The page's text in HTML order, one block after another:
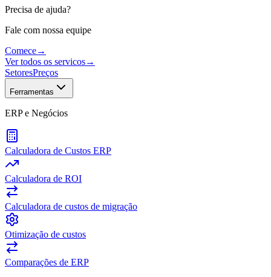
Precisa de ajuda?
Fale com nossa equipe
Comece→
Ver todos os servicos→
SetoresPreços
Ferramentas
ERP e Negócios
Calculadora de Custos ERP
Calculadora de ROI
Calculadora de custos de migração
Otimização de custos
Comparações de ERP